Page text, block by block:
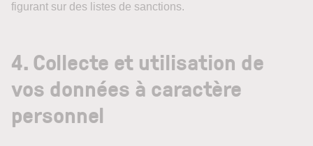
figurant sur des listes de sanctions.
4. Collecte et utilisation de
vos données à caractère
personnel